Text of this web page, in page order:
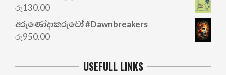
was:
රු130.00
අරු‍ණෝදාකරුවෝ #Dawnbreakers
රු950.00
USEFULL LINKS